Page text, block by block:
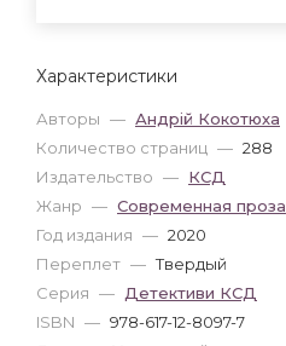
Характеристики
Авторы — Андрій Кокотюха
Количество страниц — 288
Издательство — КСД
Жанр — Современная проза
Год издания — 2020
Переплет — Твердый
Серия — Детективи КСД
ISBN — 978-617-12-8097-7